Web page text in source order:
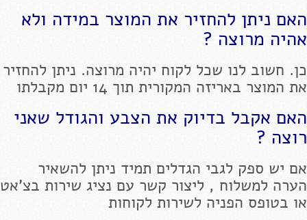
האם ניתן להחזיר את המוצר במידה ולא
אהיה מרוצה ?
כן. חשוב לנו שכל לקוח יהיה מרוצה. ניתן להחזיר
את המוצר באריזה המקורית תוך 14 יום מקבלתו
האם אקבל בדיוק את הצבע והגודל שאני
רוצה ?
אם יש ספק לגבי הגדלים תמיד ניתן להשאיר
הערה למשלוח , ליצור קשר עם נציג שירות בצ'אט
או בטופס הפניה לשירות לקוחות